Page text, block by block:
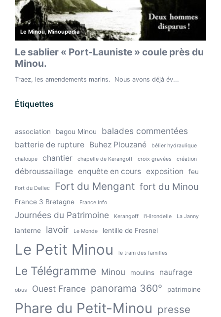
Étiquettes
association bagou Minou balades commentées
batterie de rupture Buhez Plouzané bélier hydraulique
chaloupe chantier chapelle de Kerangoff croix gravées création
débroussaillage enquête en cours exposition feu
Fort du Dellec Fort du Mengant fort du Minou
France 3 Bretagne France Info
Journées du Patrimoine Kerangoff l'Hirondelle La Janny
lanterne lavoir Le Monde lentille de Fresnel
Le Petit Minou le tram des familles
Le Télégramme Minou moulins naufrage
obus Ouest France panorama 360° patrimoine
Phare du Petit-Minou presse